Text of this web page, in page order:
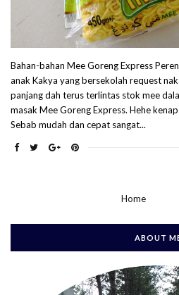
Bahan-bahan Mee Goreng Express
anak Kakya yang bersekolah request
panjang dah terus terlintas stok mee
masak Mee Goreng Express. Hehe
Sebab mudah dan cepat sangat...
Home
ABOUT